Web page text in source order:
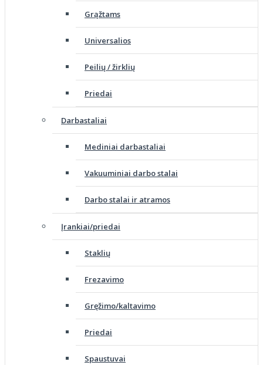
Grąžtams
Universalios
Peilių / žirklių
Priedai
Darbastaliai
Mediniai darbastaliai
Vakuuminiai darbo stalai
Darbo stalai ir atramos
Įrankiai/priedai
Staklių
Frezavimo
Gręžimo/kaltavimo
Priedai
Spaustuvai